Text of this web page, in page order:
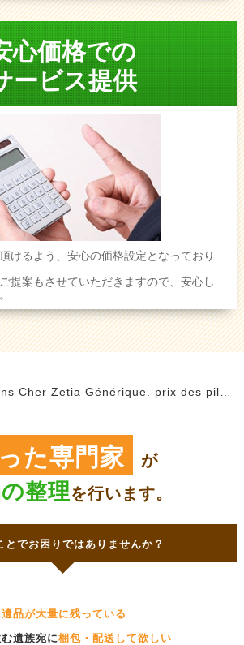
心価格での
ービス提供
けるよう、安心の価格設定となっており
提案もさせていただきますので、安心し
Cher Zetia Générique. prix des pilules Zetia
た専門家 が
整理を行います。
とでお困りではありませんか？
遺品が大量に残っている
遺族宛に梱包・配送して欲しい